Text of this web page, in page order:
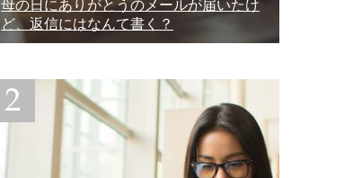
母の日にありがとうのメールが届いたけ
ど、返信にはなんて書く？